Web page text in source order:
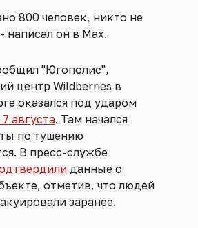
800 человек, никто не
написал он в Max.
"Югополис",
центр Wildberries в
оказался под ударом
августа. Там начался
по тушению
В пресс-службе
данные о
отметив, что людей
заранее.